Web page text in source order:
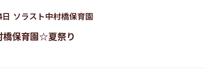
日 ソラスト中村橋保育園
橋保育園☆夏祭り